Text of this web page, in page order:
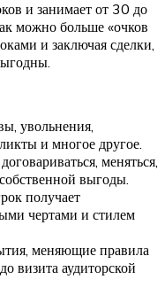
и занимает от 30 до
можно больше «очков
и заключая сделки,
увольнения,
и многое другое.
меняться,
выгоды.
получает
чертами и стилем
меняющие правила
визита аудиторской